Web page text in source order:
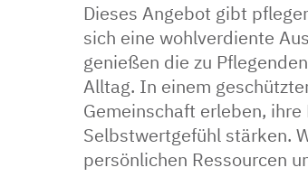
Dieses Angebot gibt
sich eine wohlverdiente
genießen die zu
Alltag. In einem
Gemeinschaft erleben,
Selbstwertgefühl stärken.
persönlichen Ressourcen